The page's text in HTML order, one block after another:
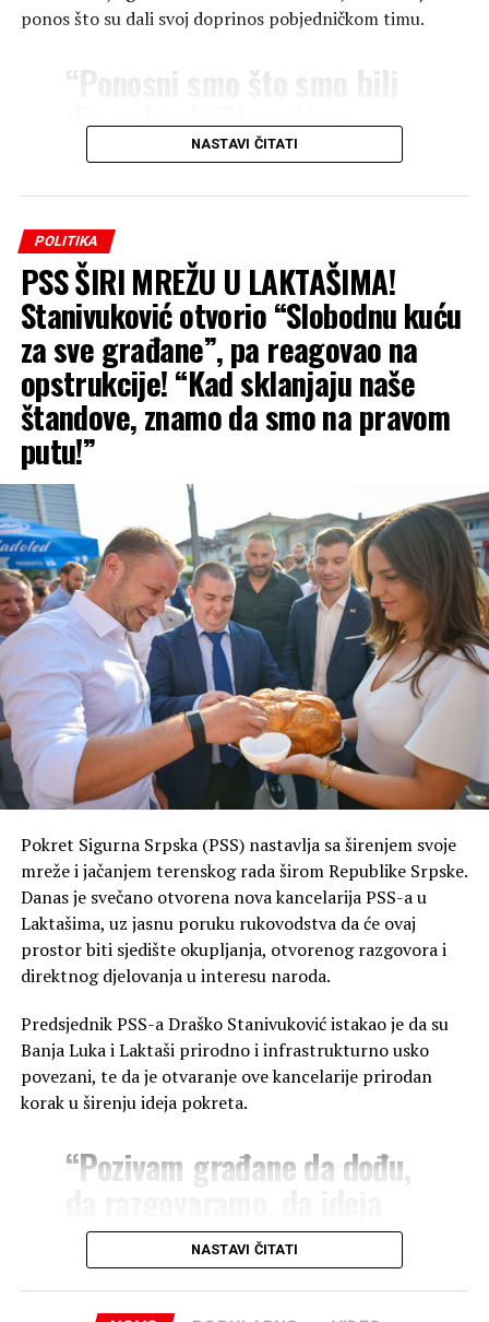
ponos što su dali svoj doprinos pobjedničkom timu.
“Ponosni smo što smo bili
dio pobjedničkog tima
Velizar 2 na ovogodišnjem
‘Zvorničkom kotliću’! U
okviru manifestacije
‘Zvorničko ljeto’, na
gradskoj plaži u Zvorniku
okupile su se brojne ekipe,
majstori riblje čorbe i
lovačkog gulaša, kao i
veliki broj posjetilaca koji
su uživali u druženju i
takmičarskom duhu pored
Drine”, saopšteno je iz PSS
Zvornik.
Iz ove političke organizacije naglašavaju da je događaju
dodata posebna energija prisustvom uvaženih gostiju
koji su podržali pobjedničku ekipu.
“Do pobjede je ove godine
stigla ekipa Velizar 2, a
posebno nam je drago što
smo i mi bili dio ovog
uspjeha. Dodatnu snagu i
lijepu atmosferu donijeli su
i Igor Radojičić i Nataša
Miljanović Zubac, koji su
svojim prisustvom uveličali
ovaj događaj i pobjedničku
priču. Čestitke svim
članovima ekipe na
mjestu!”, poručuju iz PSS
Zvornik.
NASTAVI ČITATI
POLITIKA
PSS ŠIRI MREŽU U LAKTAŠIMA!
Stanivuković otvorio “Slobodnu kuću
za sve građane”, pa reagovao na
opstrukcije! “Kad sklanjaju naše
štandove, znamo da smo na pravom
putu!”
Pokret Sigurna Srpska (PSS) nastavlja sa širenjem svoje
mreže i jačanjem terenskog rada širom Republike Srpske.
Danas je svečano otvorena nova kancelarija PSS-a u
Laktašima, uz jasnu poruku rukovodstva da će ovaj
prostor biti sjedište okupljanja, otvorenog razgovora i
direktnog djelovanja u interesu naroda.
Predsjednik PSS-a Draško Stanivuković istakao je da su
Banja Luka i Laktaši prirodno i infrastrukturno usko
povezani, te da je otvaranje ove kancelarije prirodan
korak u širenju ideja pokreta.
“Pozivam građane da dođu,
jednog narodnog pokreta
zaživi među narodom i da
svaku našu riječ
NASTAVI ČITATI